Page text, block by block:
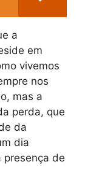
a
em
vivemos
nos
mas a
perda, que
da
dia
presença de